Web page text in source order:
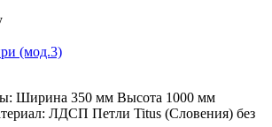
(мод.3)
Ширина 350 мм Высота 1000 мм
ЛДСП Петли Titus (Словения) без